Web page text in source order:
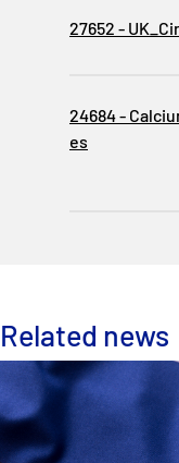
Rules
27652 -
24684 -
es
Related news